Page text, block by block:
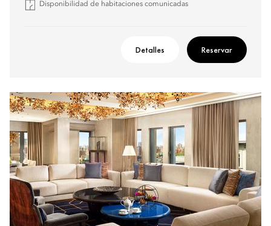
Disponibilidad de habitaciones comunicadas
Detalles Reservar